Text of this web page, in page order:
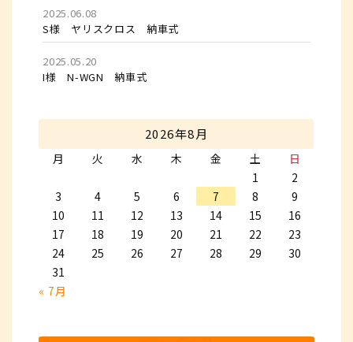
2025.06.08
S様 ヤリスクロス 納車式
2025.05.20
I様 N-WGN 納車式
2026年8月
月 火 水 木 金 土 日
« 7月
1
2
3
4 5 6 7 8
9
10
11 12 13 14 15
16
17
18 19 20 21 22
23
24
25 26 27 28 29
30
31